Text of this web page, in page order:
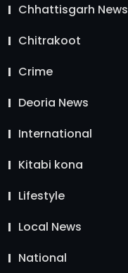
Chhattisgarh News
Chitrakoot
Crime
Deoria News
International
Kitabi kona
Lifestyle
Local News
National